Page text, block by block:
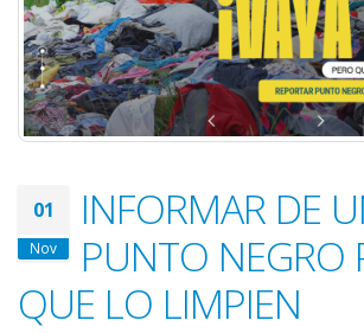
01
Nov
INFORMAR DE
PUNTO NEGRO
QUE LO LIMPIEN